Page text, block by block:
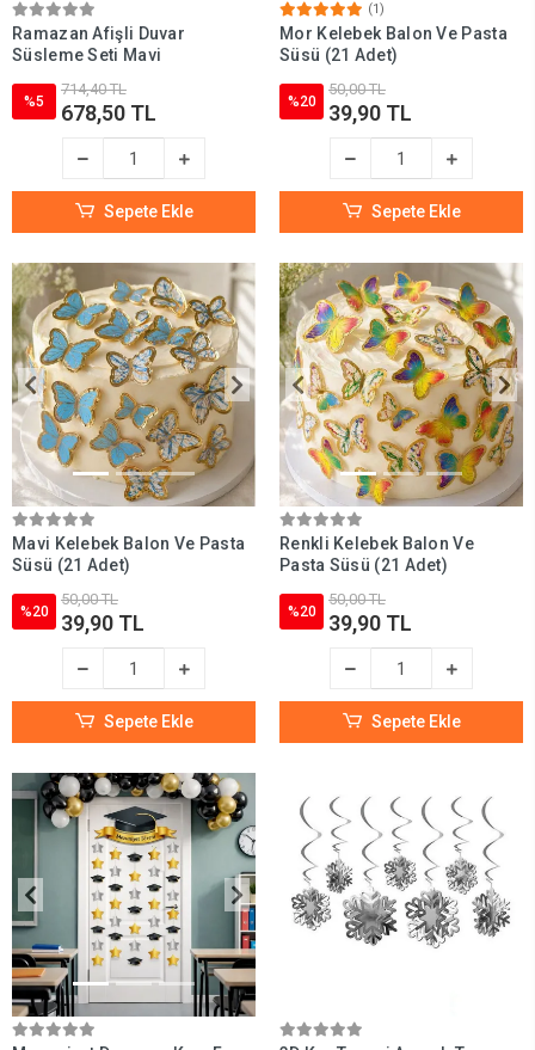
Ramazan Afişli Duvar
Süsleme Seti Mavi
%5
714,40 TL
678,50 TL
Sepete Ekle
(1)
Mor Kelebek Balon Ve Pasta
Süsü (21 Adet)
%20
50,00 TL
39,90 TL
Sepete Ekle
Mavi Kelebek Balon Ve Pasta
Süsü (21 Adet)
%20
50,00 TL
39,90 TL
Sepete Ekle
Renkli Kelebek Balon Ve
Pasta Süsü (21 Adet)
%20
50,00 TL
39,90 TL
Sepete Ekle